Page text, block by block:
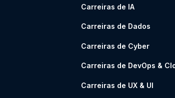
Carreiras de IA
Carreiras de Dados
Carreiras de Cyber
Carreiras de DevOps &
Carreiras de UX & UI